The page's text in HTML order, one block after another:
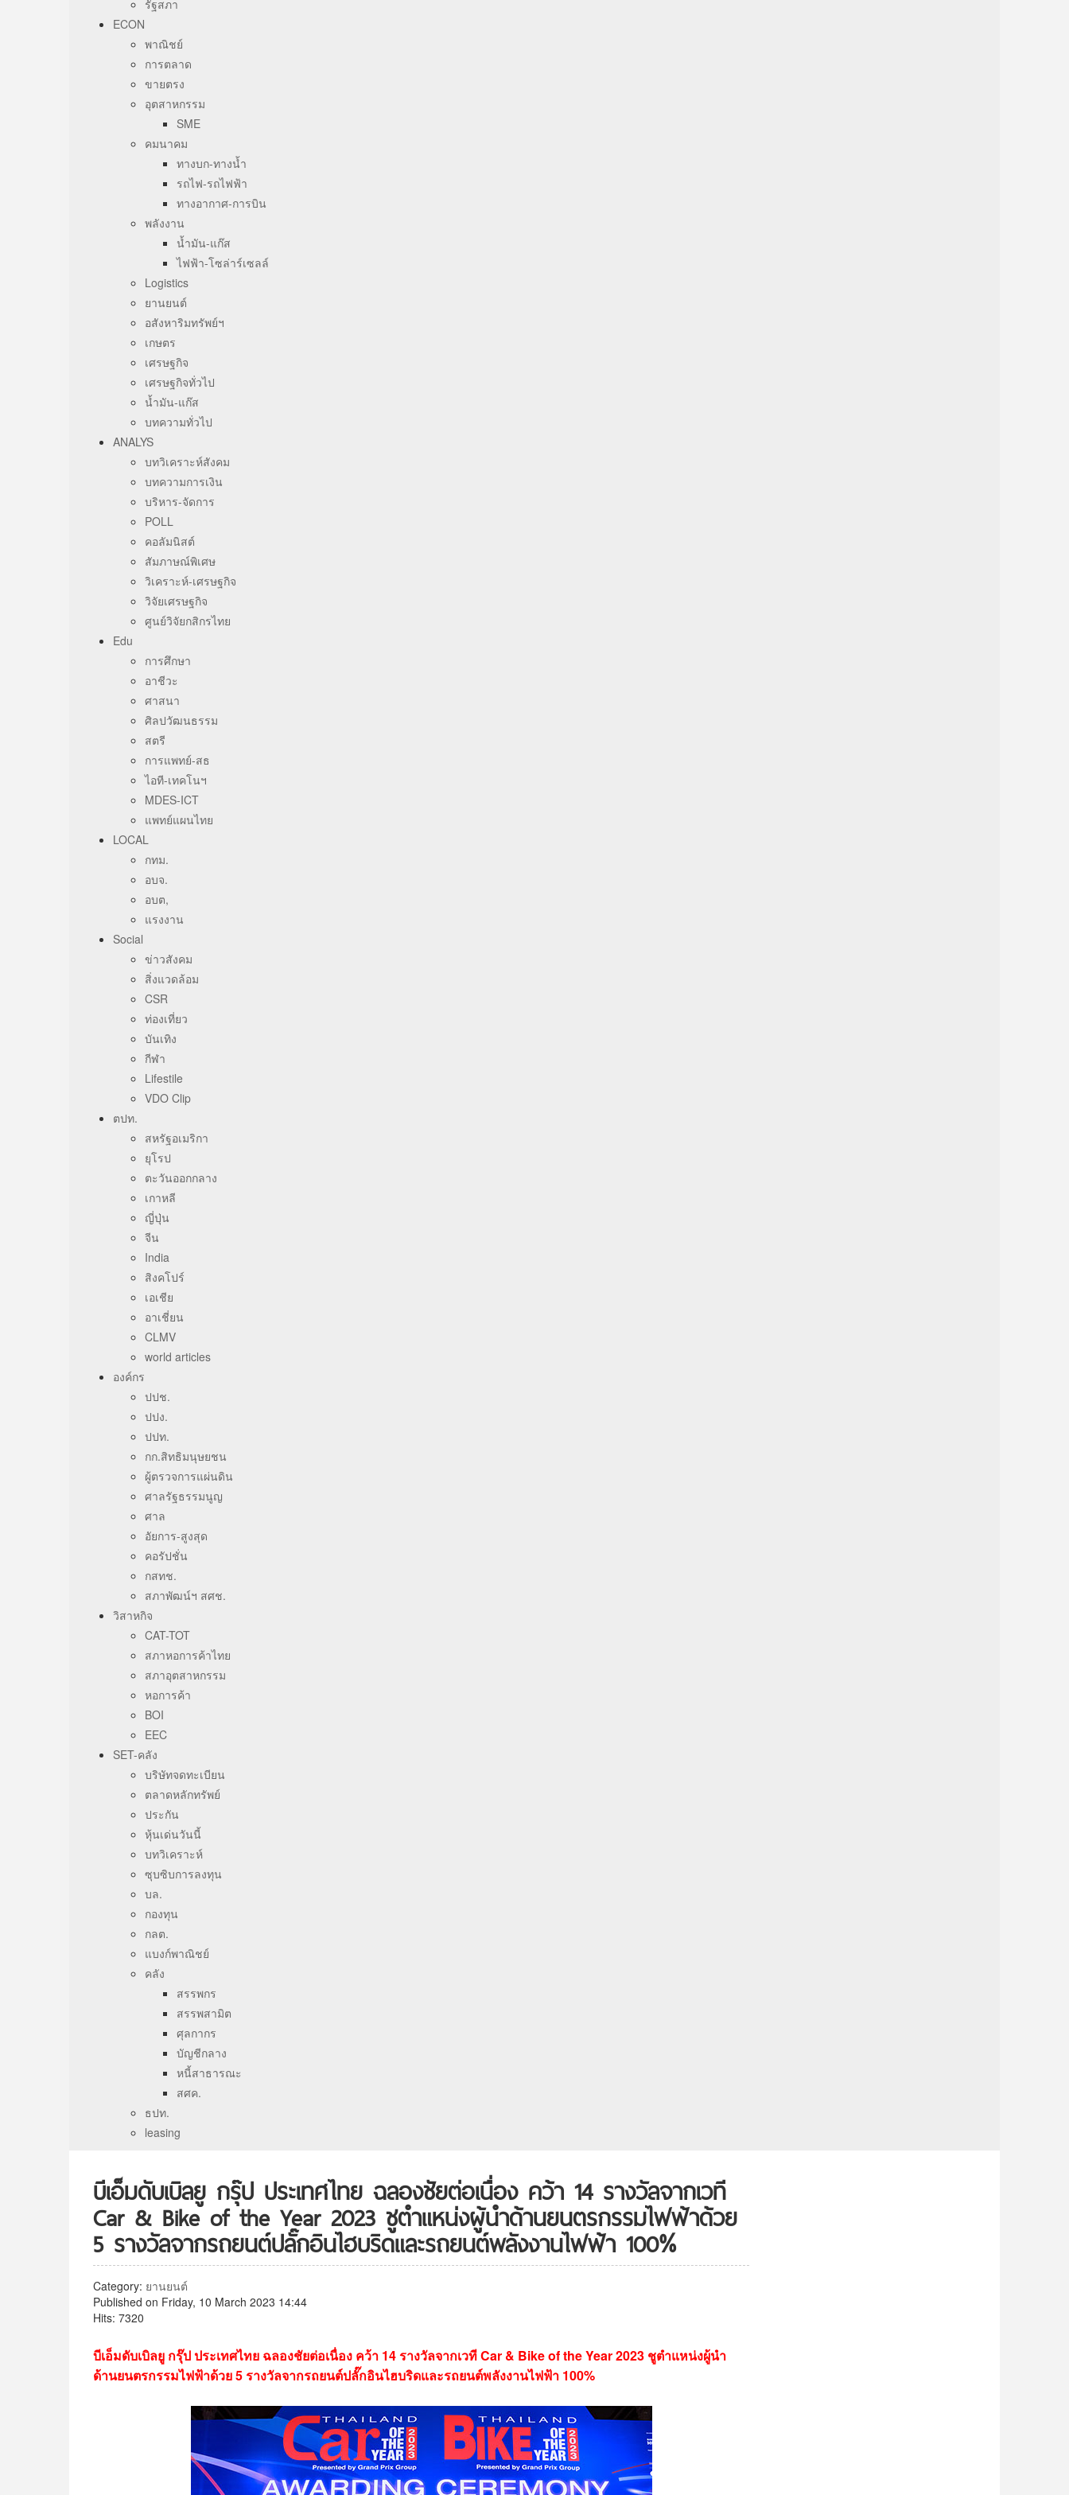
รัฐสภา
ECON
พาณิชย์
การตลาด
ขายตรง
อุตสาหกรรม
SME
คมนาคม
ทางบก-ทางน้ำ
รถไฟ-รถไฟฟ้า
ทางอากาศ-การบิน
พลังงาน
น้ำมัน-แก๊ส
ไฟฟ้า-โซล่าร์เซลล์
Logistics
ยานยนต์
อสังหาริมทรัพย์ฯ
เกษตร
เศรษฐกิจ
เศรษฐกิจทั่วไป
น้ำมัน-แก๊ส
บทความทั่วไป
ANALYS
บทวิเคราะห์สังคม
บทความการเงิน
บริหาร-จัดการ
POLL
คอลัมนิสต์
สัมภาษณ์พิเศษ
วิเคราะห์-เศรษฐกิจ
วิจัยเศรษฐกิจ
ศูนย์วิจัยกสิกรไทย
Edu
การศึกษา
อาชีวะ
ศาสนา
ศิลปวัฒนธรรม
สตรี
การแพทย์-สธ
ไอที-เทคโนฯ
MDES-ICT
แพทย์แผนไทย
LOCAL
กทม.
อบจ.
อบต,
แรงงาน
Social
ข่าวสังคม
สิ่งแวดล้อม
CSR
ท่องเที่ยว
บันเทิง
กีฬา
Lifestile
VDO Clip
ตปท.
สหรัฐอเมริกา
ยุโรป
ตะวันออกกลาง
เกาหลี
ญี่ปุ่น
จีน
India
สิงคโปร์
เอเชีย
อาเชี่ยน
CLMV
world articles
องค์กร
ปปช.
ปปง.
ปปท.
กก.สิทธิมนุษยชน
ผู้ตรวจการแผ่นดิน
ศาลรัฐธรรมนูญ
ศาล
อัยการ-สูงสุด
คอรัปชั่น
กสทช.
สภาพัฒน์ฯ สศช.
วิสาหกิจ
CAT-TOT
สภาหอการค้าไทย
สภาอุตสาหกรรม
หอการค้า
BOI
EEC
SET-คลัง
บริษัทจดทะเบียน
ตลาดหลักทรัพย์
ประกัน
หุ้นเด่นวันนี้
บทวิเคราะห์
ซุบซิบการลงทุน
บล.
กองทุน
กลต.
แบงก์พาณิชย์
คลัง
สรรพกร
สรรพสามิต
ศุลกากร
บัญชีกลาง
หนี้สาธารณะ
สศค.
ธปท.
leasing
บีเอ็มดับเบิลยู กรุ๊ป ประเทศไทย ฉลองชัยต่อเนื่อง คว้า 14 รางวัลจากเวที
Car & Bike of the Year 2023 ชูตำแหน่งผู้นำด้านยนตรกรรมไฟฟ้าด้วย
5 รางวัลจากรถยนต์ปลั๊กอินไฮบริดและรถยนต์พลังงานไฟฟ้า 100%
Category: ยานยนต์
Published on Friday, 10 March 2023 14:44
Hits: 7320
บีเอ็มดับเบิลยู กรุ๊ป ประเทศไทย ฉลองชัยต่อเนื่อง คว้า 14 รางวัลจากเวที Car & Bike of the Year 2023 ชูตำแหน่งผู้นำ
ด้านยนตรกรรมไฟฟ้าด้วย 5 รางวัลจากรถยนต์ปลั๊กอินไฮบริดและรถยนต์พลังงานไฟฟ้า 100%